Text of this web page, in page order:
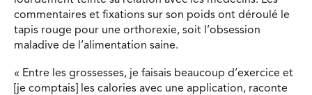
commentaires et fixations sur son poids ont déroulé le
tapis rouge pour une orthorexie, soit l’obsession
maladive de l’alimentation saine.
« Entre les grossesses, je faisais beaucoup d’exercice et
[je comptais] les calories avec une application, raconte